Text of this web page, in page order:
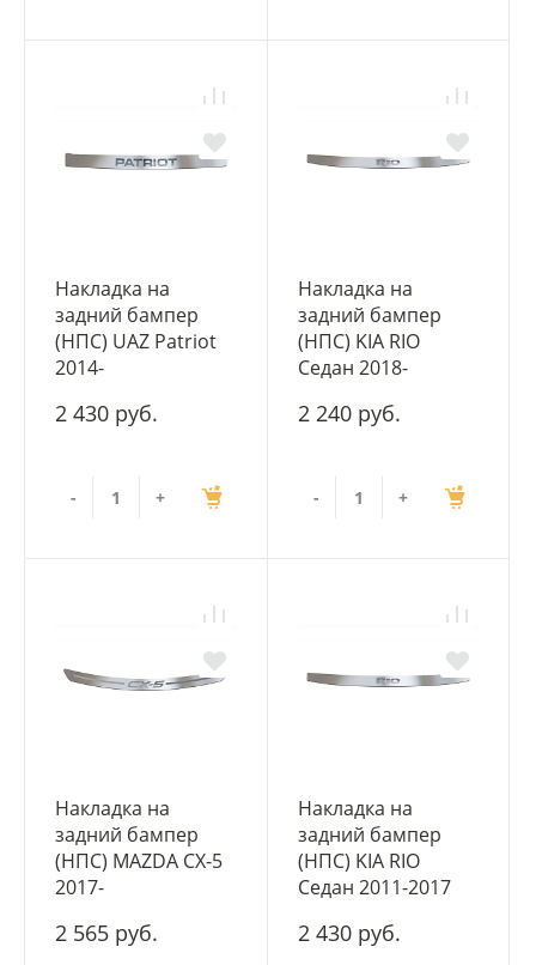
Накладка на
задний бампер
(НПС) UAZ Patriot
2014-
2 430 руб.
- +
Накладка на
задний бампер
(НПС) KIA RIO
Седан 2018-
2 240 руб.
- +
Накладка на
задний бампер
(НПС) MAZDA CX-5
2017-
2 565 руб.
Накладка на
задний бампер
(НПС) KIA RIO
Седан 2011-2017
2 430 руб.